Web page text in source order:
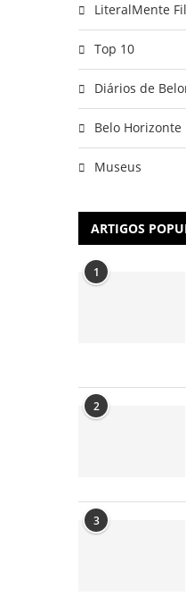
LiteralMente
Top 10
Diários de
Belo Horizonte
Museus
ARTIGOS
1
2
3